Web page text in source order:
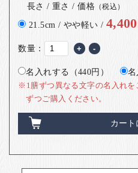
長さ / 重さ / 価格 （税込）
21.5cm / やや軽い / 4,400
数量： + -
名入れする（440円） 名
※1膳ずつ異なる文字の名入れ
ずつご購入ください。
カート